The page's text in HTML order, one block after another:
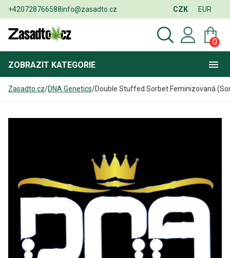
+420728766588info@zasadto.cz CZK EUR
0
ZOBRAZIT KATEGORIE
Zasadto.cz/DNA Genetics/Double Stuffed Sorbet Feminizovaná